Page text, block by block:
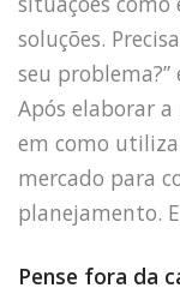
soluções.
seu
Após elaborar
em como
mercado para
planejamento.
Pense fora da